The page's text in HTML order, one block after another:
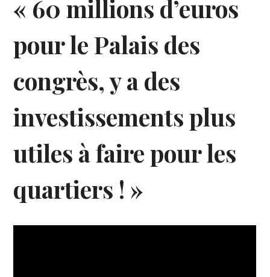
« 60 millions d’euros
pour le Palais des
congrès, y a des
investissements plus
utiles à faire pour les
quartiers ! »